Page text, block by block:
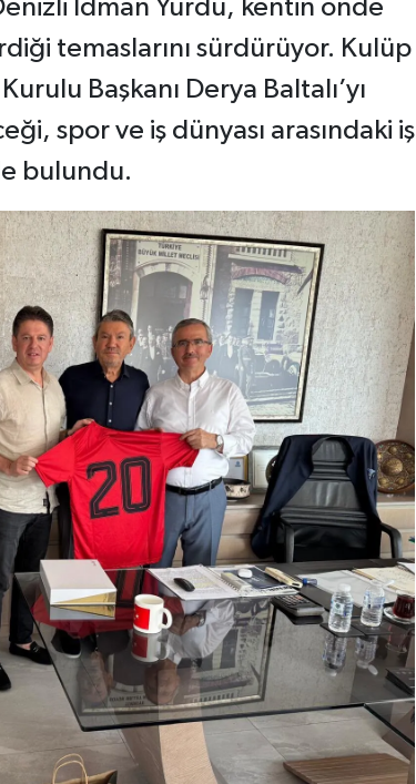
İdman Yurdu, kentin önde
temaslarını sürdürüyor. Kulüp
Başkanı Derya Baltalı’yı
spor ve iş dünyası arasındaki iş
bulundu.